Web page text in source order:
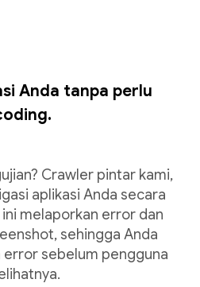
Anda tanpa perlu
Crawler pintar kami,
aplikasi Anda secara
melaporkan error dan
sehingga Anda
sebelum pengguna